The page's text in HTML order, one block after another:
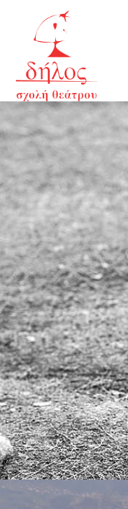
Δείτε
της